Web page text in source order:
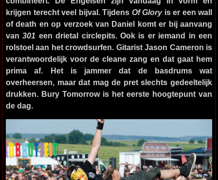
krijgen terecht veel bijval. Tijdens Of Gloryis er een wall
of death en op verzoek van Daniel komt er bij aanvang
van301 een drietal circlepits. Ook is er iemand in een
rolstoel aan het crowdsurfen. Gitarist Jason Cameron is
verantwoordelijk voor de cleane zang en dat gaat hem
prima af. Het is jammer dat de basdrums wat
overheersen, maar dat mag de pret slechts gedeeltelijk
drukken. Bury Tomorrow is het eerste hoogtepunt van
de dag.